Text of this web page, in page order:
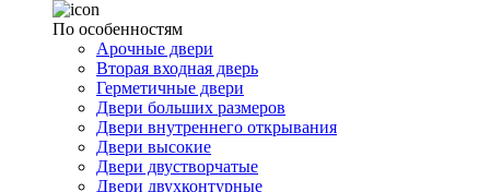
По особенностям
Арочные двери
Вторая входная дверь
Герметичные двери
Двери больших размеров
Двери внутреннего открывания
Двери высокие
Двери двустворчатые
Двери двухконтурные